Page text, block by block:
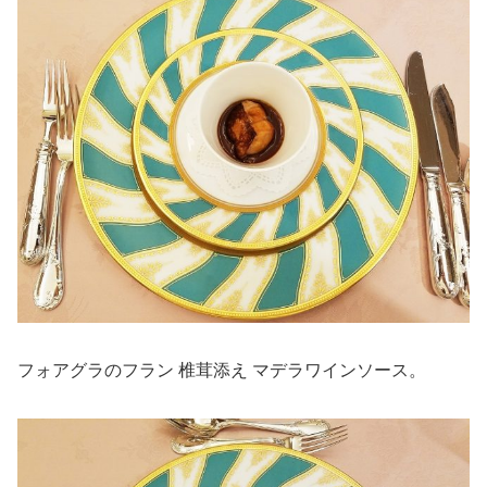
フォアグラのフラン 椎茸添え マデラワインソース。